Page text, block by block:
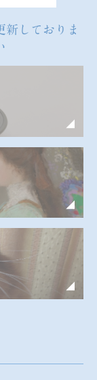
新しておりま